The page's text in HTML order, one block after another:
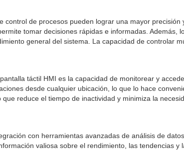
control de procesos pueden lograr una mayor
tomar decisiones rápidas e informadas.
general del sistema. La capacidad de controlar
táctil HMI es la capacidad de monitorear y
desde cualquier ubicación, lo que lo hace
reduce el tiempo de inactividad y minimiza la
con herramientas avanzadas de análisis de
valiosa sobre el rendimiento, las tendencias